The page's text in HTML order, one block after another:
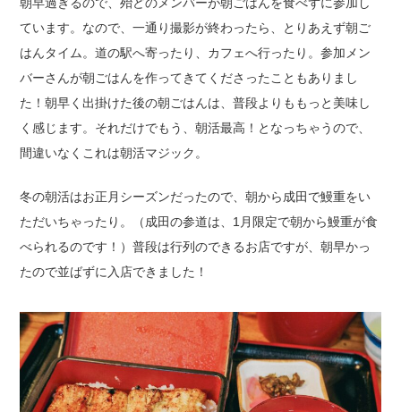
ています。なので、一通り撮影が終わったら、とりあえず朝ご
はんタイム。道の駅へ寄ったり、カフェへ行ったり。参加メン
バーさんが朝ごはんを作ってきてくださったこともありまし
た！朝早く出掛けた後の朝ごはんは、普段よりももっと美味し
く感じます。それだけでもう、朝活最高！となっちゃうので、
間違いなくこれは朝活マジック。
冬の朝活はお正月シーズンだったので、朝から成田で鰻重をい
ただいちゃったり。（成田の参道は、1月限定で朝から鰻重が食
べられるのです！）普段は行列のできるお店ですが、朝早かっ
たので並ばずに入店できました！